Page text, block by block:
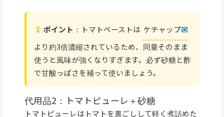
ポイント ：トマトペーストは ケチャップ
より約3倍濃縮されているため、同量そのまま
使うと風味が強くなりすぎます。必ず砂糖と酢
で甘酸っぱさを補って使いましょう。
代用品2：トマトピューレ＋砂糖
トマトピューレはトマトを裏ごしして軽く煮詰めた